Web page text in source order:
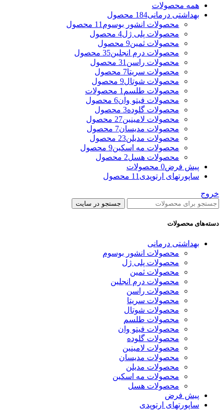
همه محصولات
بهداشتی درمانی184 محصول
محصولات انشور بوسوم 11 محصول
محصولات پلی ژل4 محصول
محصولات ثمین9 محصول
محصولات درم انجلین35 محصول
محصولات راسن 31 محصول
محصولات سریتا7 محصول
محصولات شوتال9 محصول
محصولات طلسم 1 محصولات
محصولات فیتو وان6 محصول
محصولات گلوده3 محصول
محصولات لامینین27 محصول
محصولات مدیسان7 محصول
محصولات مدیلن23 محصول
محصولات مه اسکین9 محصول
محصولات هسل2 محصول
پیش فرض0 محصولات
ساپورتهای ارتوپدی 11 محصول
خروج
جستجو در سایت
دسته‌های محصولات
بهداشتی درمانی
محصولات انشور بوسوم
محصولات پلی ژل
محصولات ثمین
محصولات درم انجلین
محصولات راسن
محصولات سریتا
محصولات شوتال
محصولات طلسم
محصولات فیتو وان
محصولات گلوده
محصولات لامینین
محصولات مدیسان
محصولات مدیلن
محصولات مه اسکین
محصولات هسل
پیش فرض
ساپورتهای ارتوپدی